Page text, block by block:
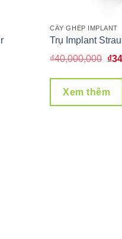
CẤY GHÉP IMPLANT
Trụ Implant
₫40,000,000 Giá
là:
₫
Xem thêm